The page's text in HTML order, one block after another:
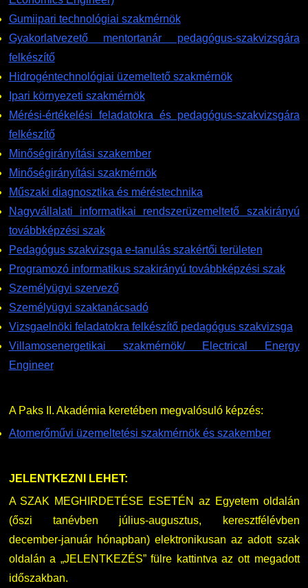
Gumiipari technológiai szakmérnök
Gyakorlatvezető mentortanár pedagógus-szakvizsgára
felkészítő
Hidrogéntechnológiai üzemeltető szakmérnök
Ipari környezeti szakmérnök
Mérési-értékelési feladatokra és pedagógus-szakvizsgára
felkészítő
Minőségirányítási szakember
Minőségirányítási szakmérnök
Műszaki diagnosztika és méréstechnika
Nagyvállalati informatikai rendszerüzemeltető szakirányú
továbbképzési szak
Pedagógus szakvizsga e-tanulás szakértői területen
Programozó informatikus szakirányú továbbképzési szak
Személyügyi szervező
Személyügyi szaktanácsadó
Vizsgaelnöki feladatokra felkészítő pedagógus szakvizsga
Villamosenergetikai szakmérnök/ Electrical Energy
Engineer
A Paks II. Akadémia keretében megvalósuló képzés:
Atomerőművi üzemeltetési szakmérnök és szakember
JELENTKEZNI LEHET:
A SZAK MEGHIRDETÉSE ESETÉN az Egyetem oldalán
(őszi tanévben július-augusztus, keresztfélévben
december-január hónapban) elektronikusan az adott szak
oldalán a „JELENTKEZÉS” fülre kattintva az ott megadott
időszakban.